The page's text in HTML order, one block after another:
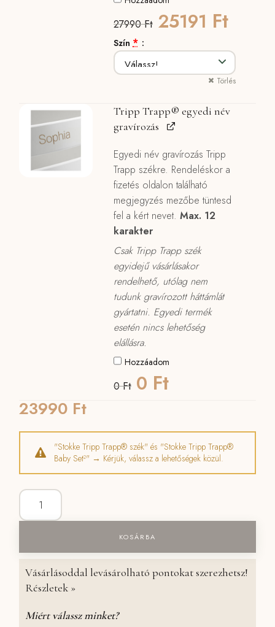
27990Ft Original
price
was:
25191 Ft
price
is:
Szín *
Törlés
Tripp Trapp® egyedi név
gravírozás
Egyedi név gravírozás Tripp
Trapp székre. Rendeléskor a
fizetés oldalon található
megjegyzés mezőbe tüntesd
fel a kért nevet. Max. 12
karakter
Csak Tripp Trapp szék
egyidejű vásárlásakor
rendelhető, utólag nem
tudunk gravírozott háttámlát
gyártatni. Egyedi termék
esetén nincs lehetőség
elállásra.
Hozzáadom
0Ft Original
was:
0 Ft.
0 FtCurrent
is:
0 Ft.
23990 Ft
"Stokke Tripp Trapp® szék" és "Stokke Tripp Trapp®
Baby Set²" → Kérjük, válassz a lehetőségek közül.
Stokke Tripp Trapp® etetőszék mennyiség
KOSÁRBA
Vásárlásoddal levásárolható pontokat szerezhetsz!
Részletek »
Miért válassz minket?